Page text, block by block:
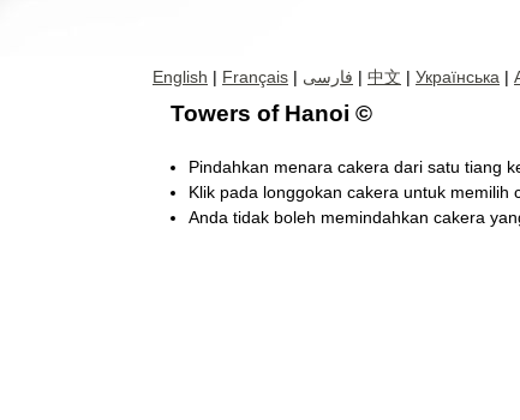
English | Français | فارسی | 中文 | Українська |
Towers of Hanoi ©
Pindahkan menara cakera dari satu tiang
Klik pada longgokan cakera untuk memilih
Anda tidak boleh memindahkan cakera